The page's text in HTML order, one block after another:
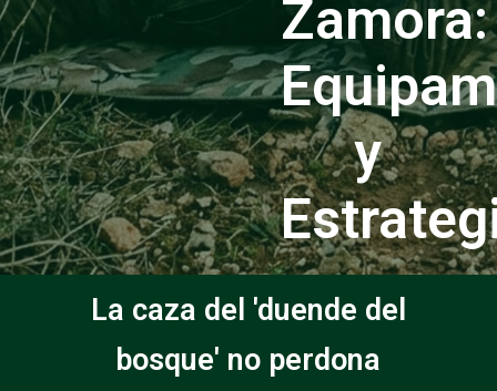
Zamora:
y
La caza del 'duende del
bosque' no perdona